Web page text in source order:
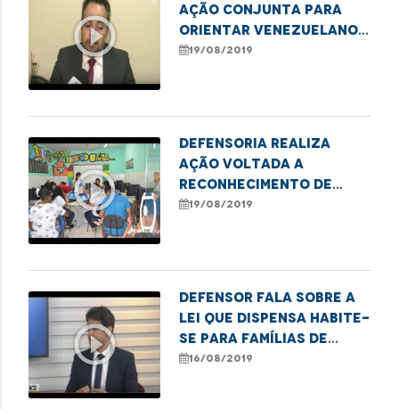
play_circle_outline
ação conjunta para
orientar venezuelanos
em São Luís
19/08/2019
play_circle_outline
Defensoria realiza
ação voltada a
reconhecimento de
paternidade
19/08/2019
play_circle_outline
Defensor fala sobre a
lei que dispensa Habite-
se para famílias de
baixa renda
16/08/2019